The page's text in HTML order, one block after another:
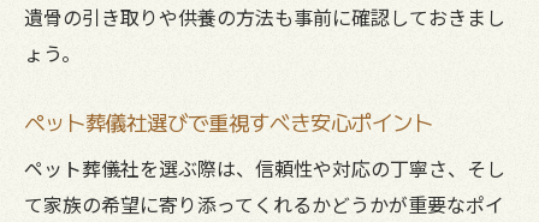
遺骨の引き取りや供養の方法も事前に確認しておきまし
ょう。
ペット葬儀社選びで重視すべき安心ポイント
ペット葬儀社を選ぶ際は、信頼性や対応の丁寧さ、そし
て家族の希望に寄り添ってくれるかどうかが重要なポイ